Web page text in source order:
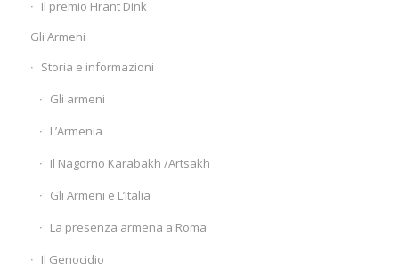
Il premio Hrant Dink
Gli Armeni
Storia e informazioni
Gli armeni
L’Armenia
Il Nagorno Karabakh /Artsakh
Gli Armeni e L’Italia
La presenza armena a Roma
Il Genocidio